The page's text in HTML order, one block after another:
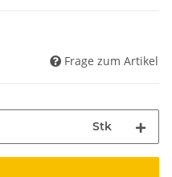
Frage zum Artikel
Stk